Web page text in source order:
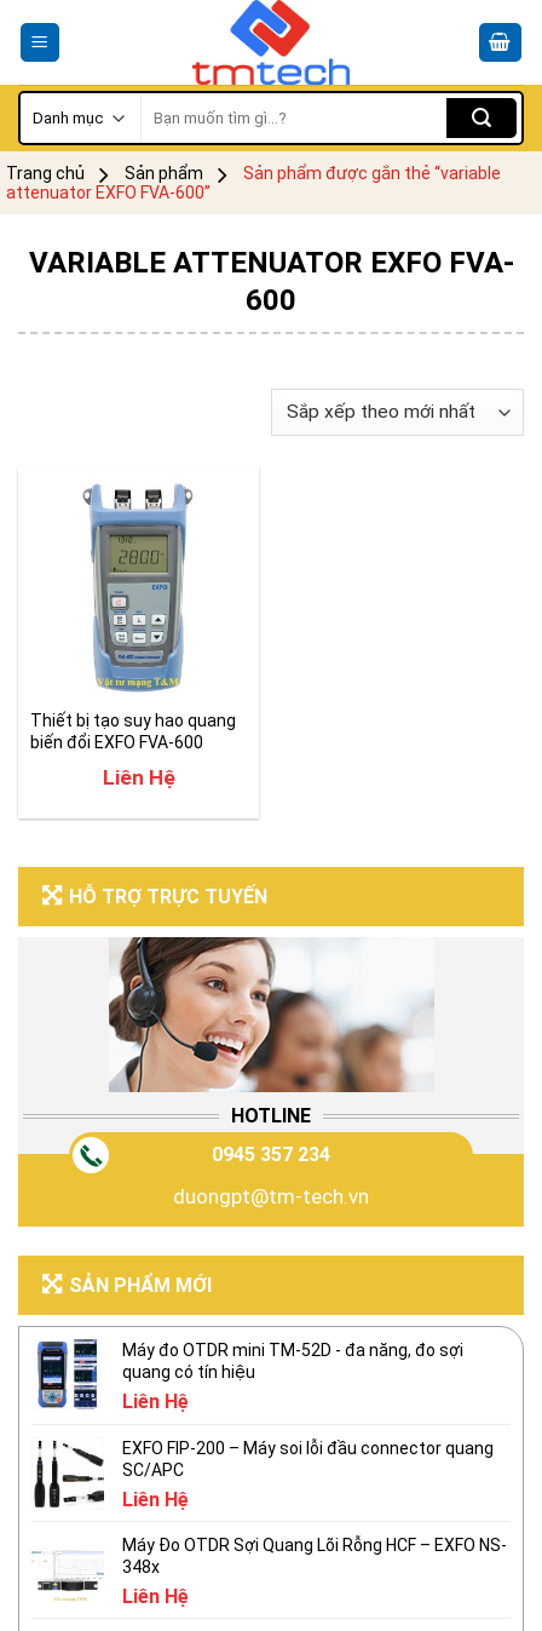
kiếm:
Trang chủ Sản phẩm
Sản phẩm được gắn thẻ “variable
attenuator EXFO FVA-600”
HỖ TRỢ TRỰC TUYẾN
HOTLINE
0945 357 234
duongpt@tm-tech.vn
SẢN PHẨM MỚI
Máy đo OTDR mini TM-52D - đa năng, đo sợi
quang có tín hiệu
Liên Hệ
EXFO FIP-200 – Máy soi lỗi đầu connector quang
SC/APC
Liên Hệ
Máy Đo OTDR Sợi Quang Lõi Rỗng HCF – EXFO NS-
348x
Liên Hệ
VARIABLE ATTENUATOR EXFO FVA-
600
Thiết bị tạo suy hao quang
biến đổi EXFO FVA-600
Liên Hệ